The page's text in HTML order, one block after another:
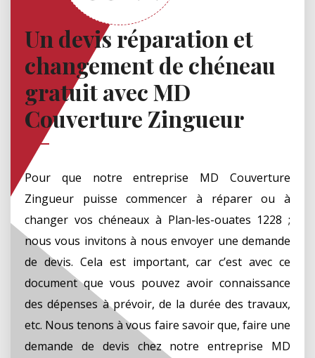
Un devis réparation et
changement de chéneau
gratuit avec MD
Couverture Zingueur
Pour que notre entreprise MD Couverture
Zingueur puisse commencer à réparer ou à
changer vos chéneaux à Plan-les-ouates 1228 ;
nous vous invitons à nous envoyer une demande
de devis. Cela est important, car c’est avec ce
document que vous pouvez avoir connaissance
des dépenses à prévoir, de la durée des travaux,
etc. Nous tenons à vous faire savoir que, faire une
demande de devis chez notre entreprise MD